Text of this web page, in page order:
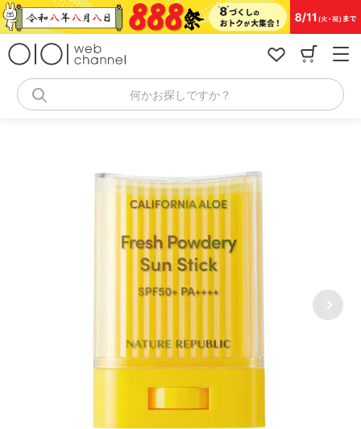
コ
ン
何かお探しですか？